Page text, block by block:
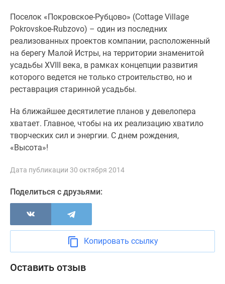
ипотека
Квартиры
скидками
41%
Видео
новостроек
Субсидированная
застройщиком
Rutube
дома
Москве
премиум-
Поселок «Покровское-Рубцово» (Cottage Village
Pokrovskoe-Rubzovo) – один из последних
реализованных проектов компании, расположенный
на берегу Малой Истры, на территории знаменитой
усадьбы XVIII века, в рамках концепции развития
которого ведется не только строительство, но и
реставрация старинной усадьбы.
На ближайшее десятилетие планов у девелопера
хватает. Главное, чтобы на их реализацию хватило
творческих сил и энергии. С днем рождения,
«Высота»!
Дата публикации 30 октября 2014
Поделиться с друзьями:
Копировать ссылку
Оставить отзыв